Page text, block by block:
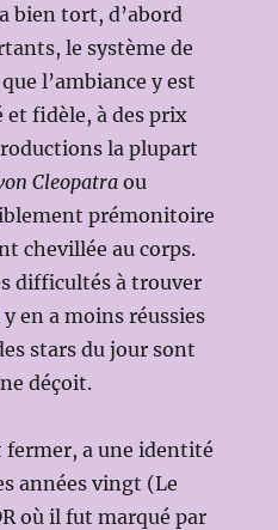
bien tort, d’abord
le système de
l’ambiance y est
fidèle, à des prix
la plupart
Cleopatraou
prémonitoire
chevillée au corps.
difficultés à trouver
en a moins réussies
stars du jour sont
déçoit.
fermer, a une identité
années vingt (Le
où il fut marqué par